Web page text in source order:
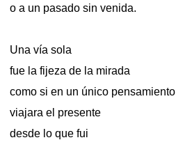
o a un pasado sin venida.
Una vía sola
fue la fijeza de la mirada
como si en un único pensamiento
viajara el presente
desde lo que fui